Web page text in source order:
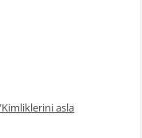
asla